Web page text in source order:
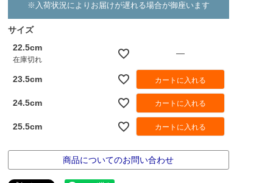
※入荷状況によりお届けが遅れる場合が御座います
サイズ
22.5cm
在庫切れ
—
23.5cm カートに入れる
24.5cm カートに入れる
25.5cm カートに入れる
商品についてのお問い合わせ